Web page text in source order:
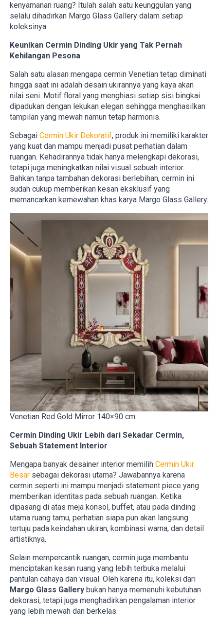
kenyamanan ruang? Itulah salah satu keunggulan yang
selalu dihadirkan Margo Glass Gallery dalam setiap
koleksinya.
Keunikan Cermin Dinding Ukir yang Tak Pernah
Kehilangan Pesona
Salah satu alasan mengapa cermin Venetian tetap diminati
hingga saat ini adalah desain ukirannya yang kaya akan
nilai seni. Motif floral yang menghiasi setiap sisi bingkai
dipadukan dengan lekukan elegan sehingga menghasilkan
tampilan yang mewah namun tetap harmonis.
Sebagai Cermin Ukir Dekoratif, produk ini memiliki karakter
yang kuat dan mampu menjadi pusat perhatian dalam
ruangan. Kehadirannya tidak hanya melengkapi dekorasi,
tetapi juga meningkatkan nilai visual sebuah interior.
Bahkan tanpa tambahan dekorasi berlebihan, cermin ini
sudah cukup memberikan kesan eksklusif yang
memancarkan kemewahan khas karya Margo Glass Gallery.
Venetian Red Gold Mirror 140×90 cm
Cermin Dinding Ukir Lebih dari Sekadar Cermin,
Sebuah Statement Interior
Mengapa banyak desainer interior memilih Cermin Ukir
Besar sebagai dekorasi utama? Jawabannya karena
cermin seperti ini mampu menjadi statement piece yang
memberikan identitas pada sebuah ruangan. Ketika
dipasang di atas meja konsol, buffet, atau pada dinding
utama ruang tamu, perhatian siapa pun akan langsung
tertuju pada keindahan ukiran, kombinasi warna, dan detail
artistiknya.
Selain mempercantik ruangan, cermin juga membantu
menciptakan kesan ruang yang lebih terbuka melalui
pantulan cahaya dan visual. Oleh karena itu, koleksi dari
Margo Glass Gallery bukan hanya memenuhi kebutuhan
dekorasi, tetapi juga menghadirkan pengalaman interior
yang lebih mewah dan berkelas.